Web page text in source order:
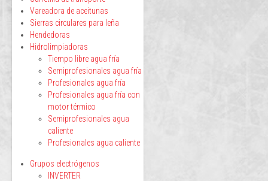
Vareadora de aceitunas
Sierras circulares para leña
Hendedoras
Hidrolimpiadoras
Tiempo libre agua fría
Semiprofesionales agua fría
Profesionales agua fría
Profesionales agua fría con
motor térmico
Semiprofesionales agua
caliente
Profesionales agua caliente
Grupos electrógenos
INVERTER